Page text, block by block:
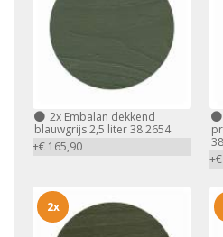
2x Embalan dekkend
blauwgrijs 2,5 liter 38.2654
+€ 165,90
2x